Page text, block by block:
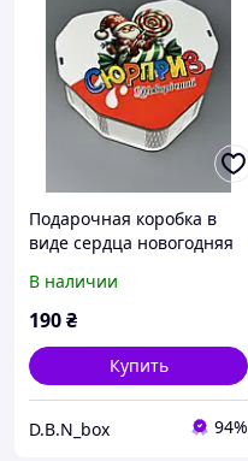
Подарочная коробка в
виде сердца новогодняя
20х18х6.5 см
В наличии
190₴
Купить
D.B.N_box 94%